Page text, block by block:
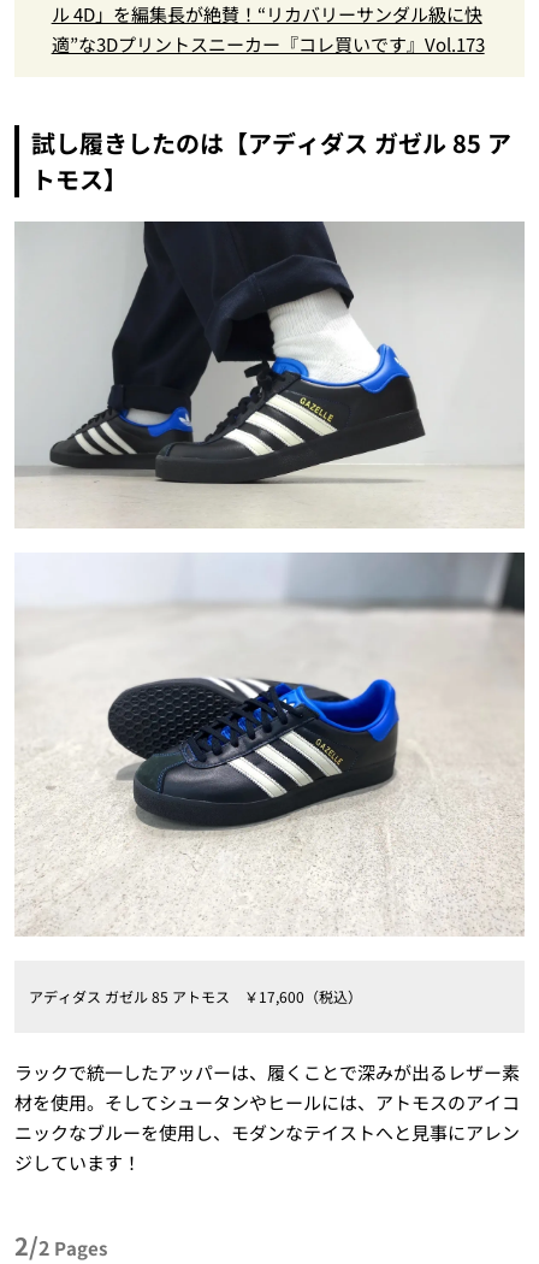
ル 4D」を編集長が絶賛！“リカバリーサンダル級に快
適”な3Dプリントスニーカー『コレ買いです』Vol.173
試し履きしたのは【アディダス ガゼル 85 ア
トモス】
アディダス ガゼル 85 アトモス ￥17,600（税込）
ラックで統一したアッパーは、履くことで深みが出るレザー素
材を使用。そしてシュータンやヒールには、アトモスのアイコ
ニックなブルーを使用し、モダンなテイストへと見事にアレン
ジしています！
2/2 Pages